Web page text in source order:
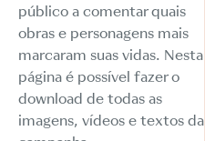
público a comentar quais
obras e personagens mais
marcaram suas vidas. Nesta
página é possível fazer o
download de todas as
imagens, vídeos e textos da